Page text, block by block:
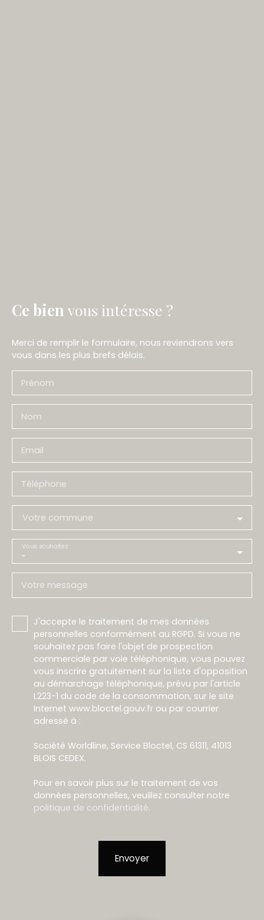
Ce bien vous intéresse ?
Merci de remplir le formulaire, nous reviendrons vers
vous dans les plus brefs délais.
Prénom
Nom
Email
Téléphone
Votre commune
-
Vous souhaitez
Votre message
J'accepte le traitement de mes données
personnelles conformément au RGPD. Si vous ne
souhaitez pas faire l'objet de prospection
commerciale par voie téléphonique, vous pouvez
vous inscrire gratuitement sur la liste d'opposition
au démarchage téléphonique, prévu par l'article
L223-1 du code de la consommation, sur le site
Internet www.bloctel.gouv.fr ou par courrier
adressé à :
Société Worldline, Service Bloctel, CS 61311, 41013
BLOIS CEDEX.
Pour en savoir plus sur le traitement de vos
données personnelles, veuillez consulter notre
politique de confidentialité.
Envoyer